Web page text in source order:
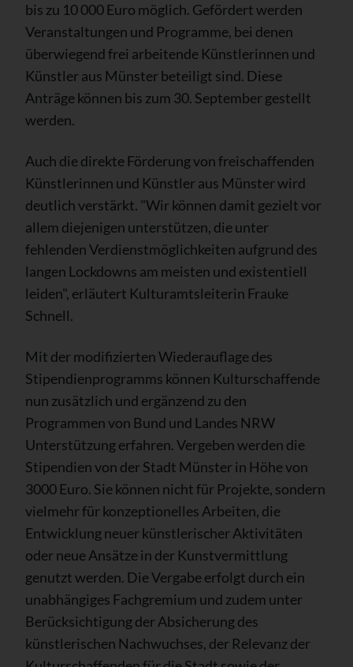
bis zu 10 000 Euro möglich. Gefördert werden
Veranstaltungen und Programme, bei denen
überwiegend frei arbeitende Künstlerinnen und
Künstler aus Münster beteiligt sind. Diese
Anträge können bis zum 30. September gestellt
werden.
Auch die direkte Förderung von freischaffenden
Künstlerinnen und Künstler aus Münster wird
deutlich verstärkt. "Wir können damit gezielt vor
allem diejenigen unterstützen, die unter
fehlenden Verdienstmöglichkeiten aufgrund des
langen Lockdowns am meisten und existentiell
leiden", erläutert Kulturamtsleiterin Frauke
Schnell.
Mit der modifizierten Wiederauflage des
Stipendienprogramms können Kulturschaffende
nun zusätzlich und ergänzend zu den
Programmen von Bund und Landes NRW
Unterstützung erfahren. Vergeben werden die
Stipendien von der Stadt Münster in Höhe von
3000 Euro. Sie können nicht für Projekte, sondern
vielmehr für konzeptionelles Arbeiten, die
Entwicklung neuer künstlerischer Aktivitäten
oder neue Ansätze in der Kunstvermittlung
genutzt werden. Die Vergabe erfolgt durch ein
unabhängiges Fachgremium und zudem unter
Berücksichtigung der Absicherung des
künstlerischen Nachwuchses, der Relevanz der